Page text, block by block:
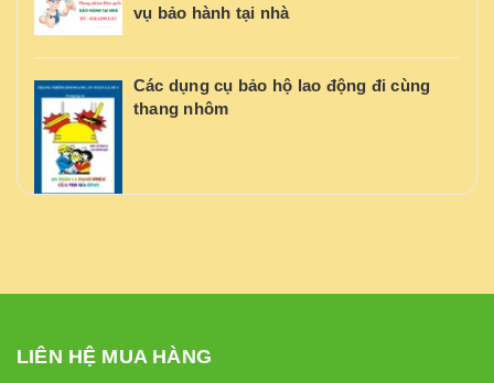
vụ bảo hành tại nhà
Các dụng cụ bảo hộ lao động đi cùng
thang nhôm
LIÊN HỆ MUA HÀNG